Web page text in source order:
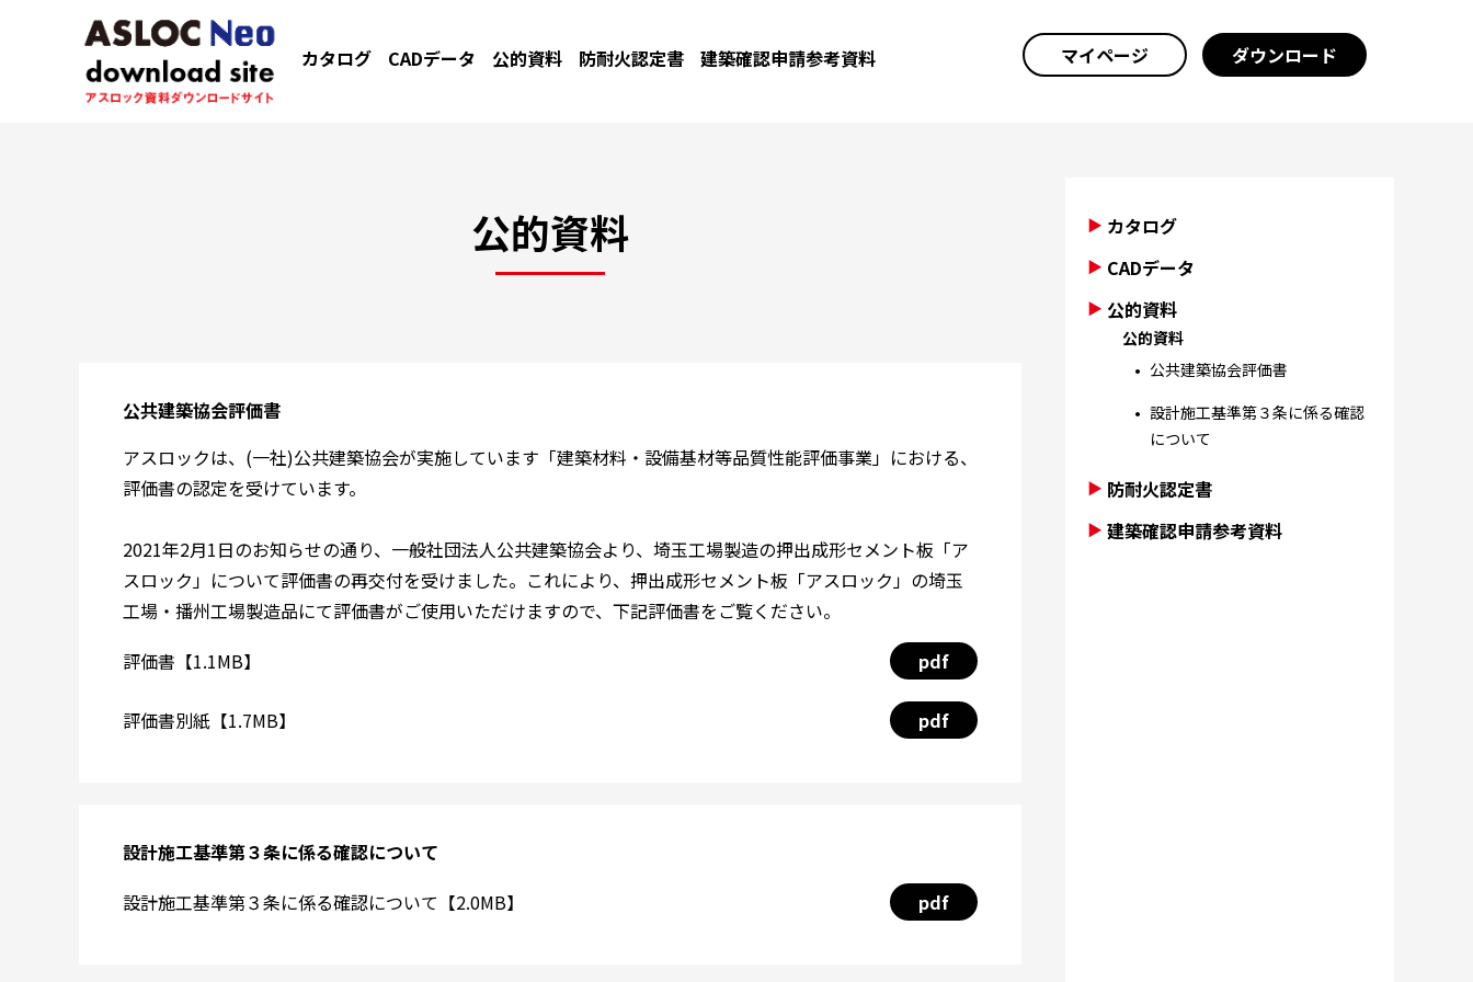
カタログ CADデータ 公的資料 防耐火認定書 建築確認申請参考資料 マイページ ダウンロード
公的資料
公共建築協会評価書
アスロックは、(一社)公共建築協会が実施しています「建築材料・設備基材等品質性能評価事業」における、
評価書の認定を受けています。
2021年2月1日のお知らせの通り、一般社団法人公共建築協会より、埼玉工場製造の押出成形セメント板「ア
スロック」について評価書の再交付を受けました。これにより、押出成形セメント板「アスロック」の埼玉
工場・播州工場製造品にて評価書がご使用いただけますので、下記評価書をご覧ください。
評価書【1.1MB】
pdf
評価書別紙【1.7MB】 pdf
設計施工基準第３条に係る確認について
設計施工基準第３条に係る確認について【2.0MB】
pdf
カタログ
CADデータ
公的資料
公的資料
公共建築協会評価書
設計施工基準第３条に係る確認
について
防耐火認定書
建築確認申請参考資料